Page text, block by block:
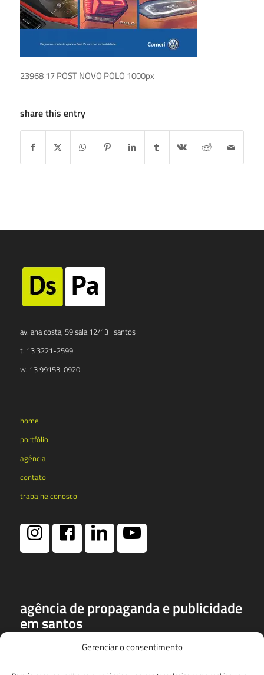
Gerenciar o consentimento
23968 17 POST NOVO POLO 1000px
share this entry
av. ana costa, 59 sala 12/13 | santos
t. 13 3221-2599
w. 13 99153-0920
home
portfólio
agência
contato
trabalhe conosco
agência de propaganda e publicidade
em santos
é uma das mais conceituadas e premiadas agências de